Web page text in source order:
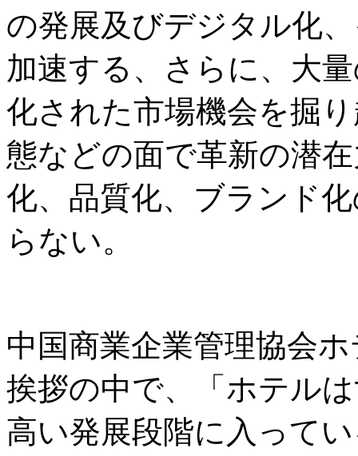
の発展及びデジタル化
加速する、さらに、大
化された市場機会を掘
態などの面で革新の潜
化、品質化、ブランド
らない。
中国商業企業管理協会
挨拶の中で、「ホテル
高い発展段階に入って